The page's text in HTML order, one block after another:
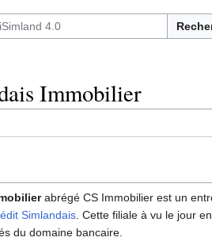
Immobilier
abrégé CS Immobilier est un
Simlandais . Cette filiale à vu le jour
du domaine bancaire.